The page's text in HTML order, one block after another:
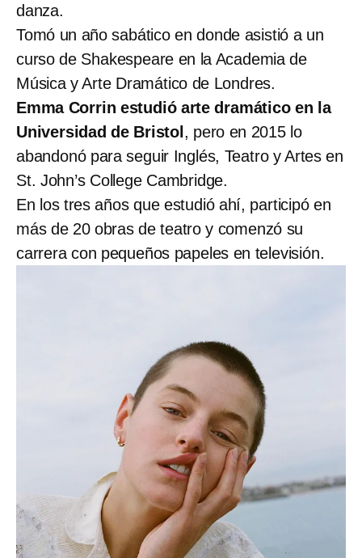
danza.
Tomó un año sabático en donde asistió a un
curso de Shakespeare en la Academia de
Música y Arte Dramático de Londres.
Emma Corrin estudió arte dramático en la
Universidad de Bristol , pero en 2015 lo
abandonó para seguir Inglés, Teatro y Artes en
St. John’s College Cambridge.
En los tres años que estudió ahí, participó en
más de 20 obras de teatro y comenzó su
carrera con pequeños papeles en televisión.